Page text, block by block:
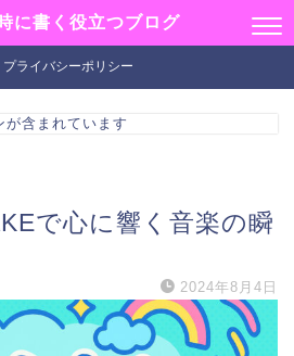
に書く役立つブログ
プライバシーポリシー
が含まれています
で心に響く音楽の瞬
2024年8月4日